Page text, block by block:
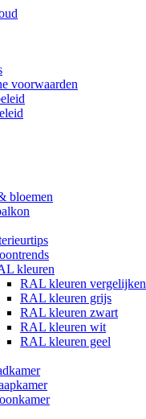
voorwaarden
bloemen
kleuren
RAL kleuren vergelijken
RAL kleuren grijs
RAL kleuren zwart
RAL kleuren wit
RAL kleuren geel